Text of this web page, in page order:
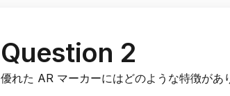
Question 2
優れた AR マーカーにはどのような特徴があ